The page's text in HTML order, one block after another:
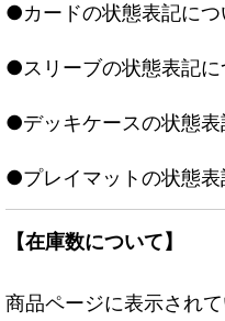
●カードの状態表記につ
●スリーブの状態表記に
●デッキケースの状態
●プレイマットの状態
【在庫数について】
商品ページに表示され